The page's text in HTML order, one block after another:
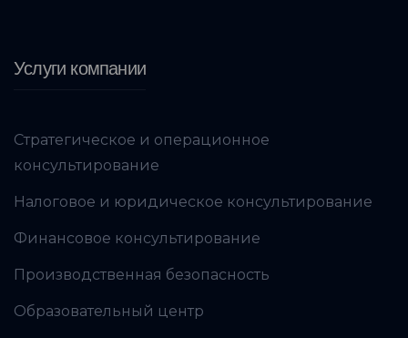
Услуги компании
Стратегическое и операционное
консультирование
Налоговое и юридическое консультирование
Финансовое консультирование
Производственная безопасность
Образовательный центр